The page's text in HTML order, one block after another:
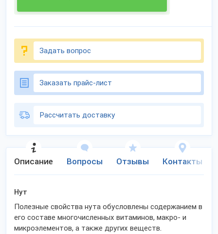
Задать вопрос
Заказать прайс-лист
Рассчитать доставку
Описание Вопросы Отзывы Контакты
Нут
Полезные свойства нута обусловлены содержанием в
его составе многочисленных витаминов, макро- и
микроэлементов, а также других веществ.